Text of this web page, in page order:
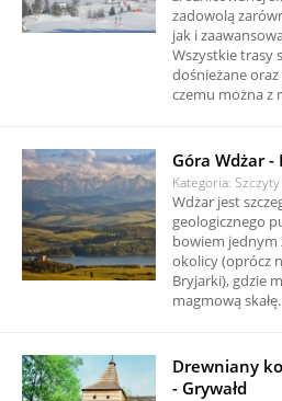
zadowolą
jak i
Wszystkie trasy
dośnieżane
czemu można z
Góra Wdżar -
Kategoria:
Wdżar jest
geologicznego
bowiem jednym
okolicy (oprócz
Bryjarki), gdzie
magmową
Drewniany
- Grywałd